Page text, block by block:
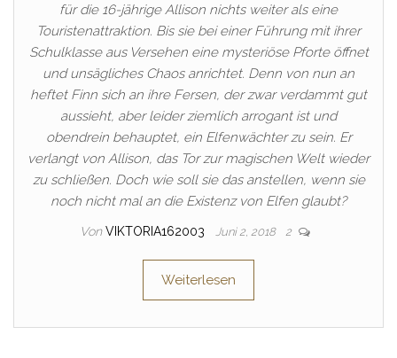
für die 16-jährige Allison nichts weiter als eine
Touristenattraktion. Bis sie bei einer Führung mit ihrer
Schulklasse aus Versehen eine mysteriöse Pforte öffnet
und unsägliches Chaos anrichtet. Denn von nun an
heftet Finn sich an ihre Fersen, der zwar verdammt gut
aussieht, aber leider ziemlich arrogant ist und
obendrein behauptet, ein Elfenwächter zu sein. Er
verlangt von Allison, das Tor zur magischen Welt wieder
zu schließen. Doch wie soll sie das anstellen, wenn sie
noch nicht mal an die Existenz von Elfen glaubt?
Von VIKTORIA162003 Juni 2, 2018 2
Weiterlesen